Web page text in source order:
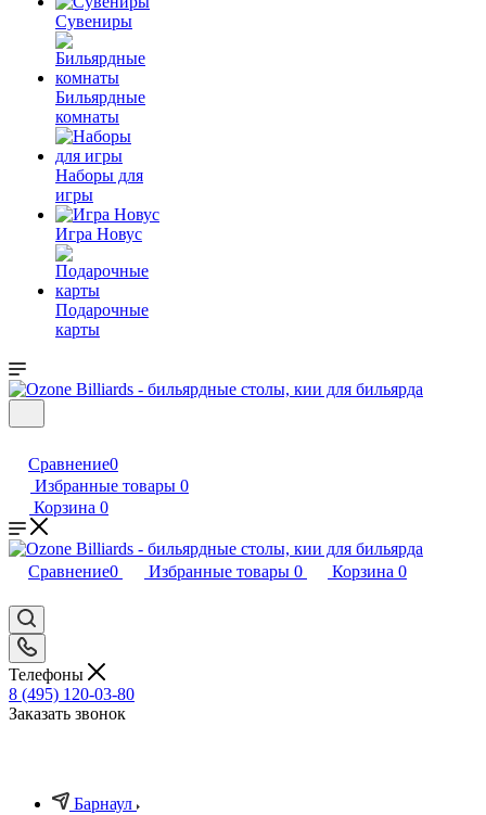
Сувениры
Бильярдные
комнаты
Наборы для
игры
Игра Новус
Подарочные
карты
Сравнение0
Избранные товары 0
Корзина 0
Сравнение0 Избранные товары 0 Корзина 0
Телефоны
8 (495) 120-03-80
Заказать звонок
Барнаул